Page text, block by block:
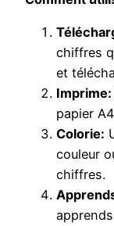
chiffres
et
Imprime:
papier
Colorie:
couleur
chiffres.